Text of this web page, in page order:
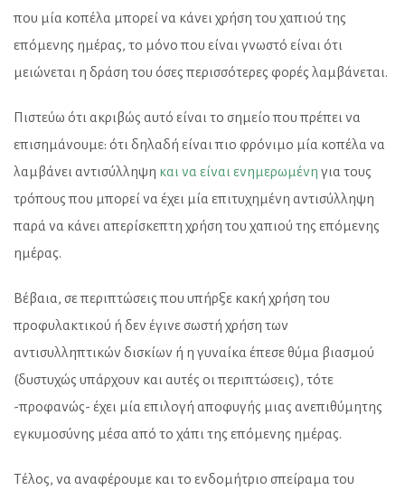
που μία κοπέλα μπορεί να κάνει χρήση του χαπιού της
επόμενης ημέρας, το μόνο που είναι γνωστό είναι ότι
μειώνεται η δράση του όσες περισσότερες φορές λαμβάνεται.
Πιστεύω ότι ακριβώς αυτό είναι το σημείο που πρέπει να
επισημάνουμε: ότι δηλαδή είναι πιο φρόνιμο μία κοπέλα να
λαμβάνει αντισύλληψη και να είναι ενημερωμένη για τους
τρόπους που μπορεί να έχει μία επιτυχημένη αντισύλληψη
παρά να κάνει απερίσκεπτη χρήση του χαπιού της επόμενης
ημέρας.
Βέβαια, σε περιπτώσεις που υπήρξε κακή χρήση του
προφυλακτικού ή δεν έγινε σωστή χρήση των
αντισυλληπτικών δισκίων ή η γυναίκα έπεσε θύμα βιασμού
(δυστυχώς υπάρχουν και αυτές οι περιπτώσεις), τότε
-προφανώς- έχει μία επιλογή αποφυγής μιας ανεπιθύμητης
εγκυμοσύνης μέσα από το χάπι της επόμενης ημέρας.
Τέλος, να αναφέρουμε και το ενδομήτριο σπείραμα του